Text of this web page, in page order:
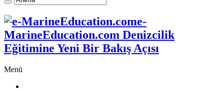
e-
MarineEducation.com Denizcilik
Eğitimine Yeni Bir Bakış Açısı
Menü